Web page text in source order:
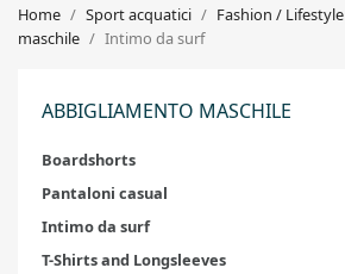
Home Sport acquatici Fashion / Lifestyle
maschile
Intimo da surf
ABBIGLIAMENTO MASCHILE
Boardshorts
Pantaloni casual
Intimo da surf
T-Shirts and Longsleeves